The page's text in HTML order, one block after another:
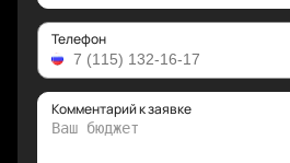
Телефон
Комментарий к заявке